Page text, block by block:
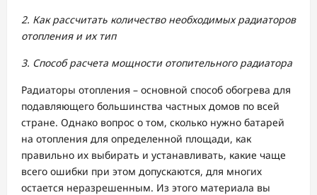
2. Как рассчитать количество необходимых радиаторов
отопления и их тип
3. Способ расчета мощности отопительного радиатора
Радиаторы отопления – основной способ обогрева для
подавляющего большинства частных домов по всей
стране. Однако вопрос о том, сколько нужно батарей
на отопления для определенной площади, как
правильно их выбирать и устанавливать, какие чаще
всего ошибки при этом допускаются, для многих
остается неразрешенным. Из этого материала вы